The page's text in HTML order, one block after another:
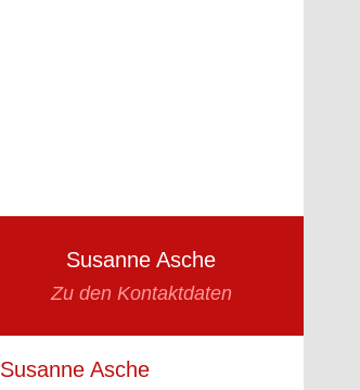
Susanne Asche
Zu den Kontaktdaten
Susanne Asche